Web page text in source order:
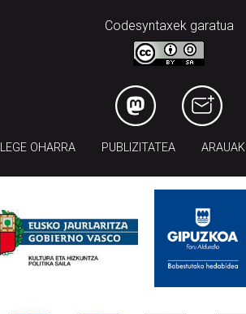
Codesyntaxek garatua
LEGE OHARRA PUBLIZITATEA ARAUAK